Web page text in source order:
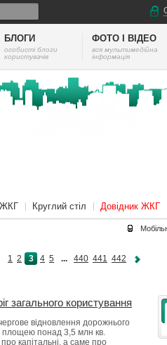
БЛОГИ
особисті блоги
користувачів
ФОТО І ВІДЕО
вся мультимедійна
інформація
ЖКГ Круглий стіл Довідник ЖКГ
1 2 3 4 5 ... 440 441 442
загального користування
відновлення дорожнього
площею понад 3,5 млн кв.
капітальні, а саме про